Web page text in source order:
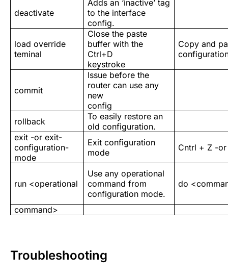
deactivate
Adds an ‘inactive’ tag
to the interface
config.
load override
teminal
Close the paste
buffer with the
Ctrl+D
keystroke
Copy and
commit
Issue before the
router can use any
new
config
rollback
To easily restore an
old configuration.
exit -or exit-
configuration-
mode
Exit configuration
mode
Cntrl + Z -or
run <operational
Use any operational
command from
configuration mode.
do
command>
Troubleshooting